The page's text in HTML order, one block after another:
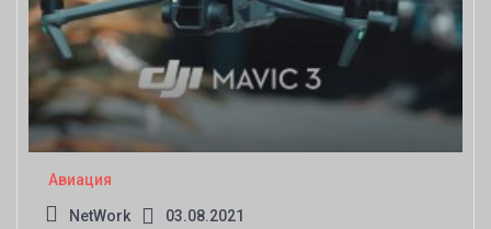
Авиация
NetWork 03.08.2021